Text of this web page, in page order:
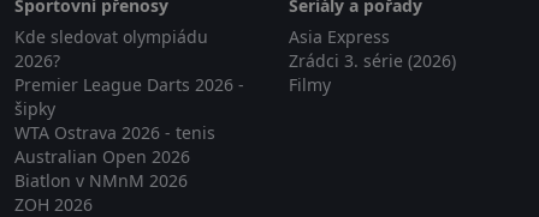
Sportovní přenosy
Kde sledovat olympiádu
2026?
Premier League Darts 2026 -
šipky
WTA Ostrava 2026 - tenis
Australian Open 2026
Biatlon v NMnM 2026
ZOH 2026
Seriály a pořady
Asia Express
Zrádci 3. série (2026)
Filmy